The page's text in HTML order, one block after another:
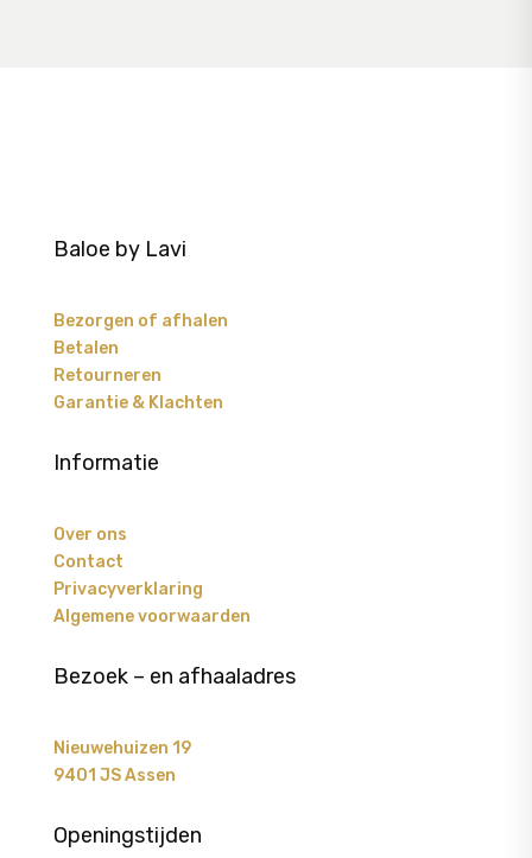
Baloe by Lavi
Bezorgen of afhalen
Betalen
Retourneren
Garantie & Klachten
Informatie
Over ons
Contact
Privacyverklaring
Algemene voorwaarden
Bezoek – en afhaaladres
Nieuwehuizen 19
9401 JS Assen
Openingstijden